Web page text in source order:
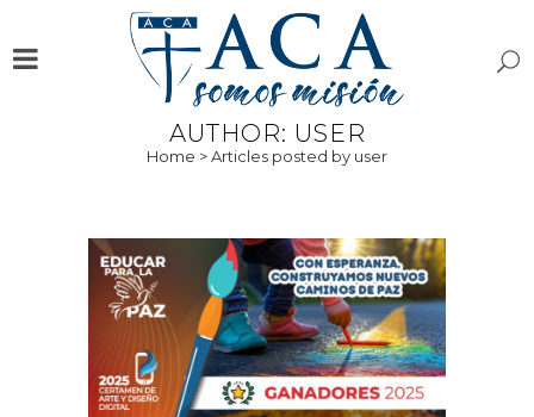
AUTHOR: USER
Home >Articles posted by user